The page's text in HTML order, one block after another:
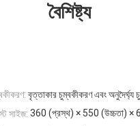
বৈশিষ্ট্য
বৃত্তাকার চুম্বকীকরণ এবং অনুদৈর্ঘ্য
সাইজ: 360 (প্রস্থ) × 550 (উচ্চতা) ×